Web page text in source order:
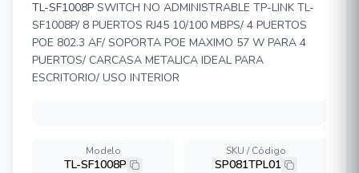
TL-SF1008P SWITCH NO ADMINISTRABLE TP-LINK TL-
SF1008P/ 8 PUERTOS RJ45 10/100 MBPS/ 4 PUERTOS
POE 802.3 AF/ SOPORTA POE MAXIMO 57 W PARA 4
PUERTOS/ CARCASA METALICA IDEAL PARA
ESCRITORIO/ USO INTERIOR
Modelo
TL-SF1008P
SKU / Código
SP081TPL01